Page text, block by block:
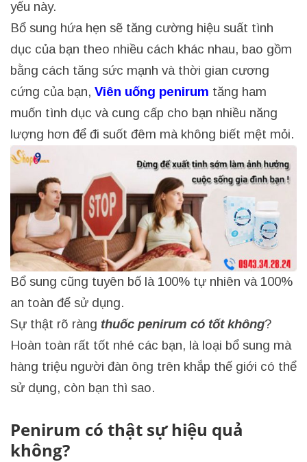
yếu này.
Bổ sung hứa hẹn sẽ tăng cường hiệu suất tình
dục của bạn theo nhiều cách khác nhau, bao gồm
bằng cách tăng sức mạnh và thời gian cương
cứng của bạn, Viên uống penirum tăng ham
muốn tình dục và cung cấp cho bạn nhiều năng
lượng hơn để đi suốt đêm mà không biết mệt mỏi.
Bổ sung cũng tuyên bố là 100% tự nhiên và 100%
an toàn để sử dụng.
Sự thật rõ ràng thuốc penirum có tốt không?
Hoàn toàn rất tốt nhé các bạn, là loại bổ sung mà
hàng triệu người đàn ông trên khắp thế giới có thể
sử dụng, còn bạn thì sao.
Penirum có thật sự hiệu quả
không?